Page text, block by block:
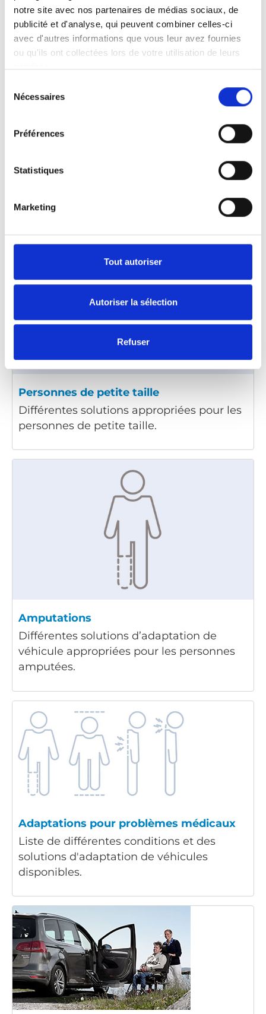
notre site avec nos partenaires de médias sociaux, de
publicité et d'analyse, qui peuvent combiner celles-ci
avec d'autres informations que vous leur avez fournies
ou qu'ils ont collectées lors de votre utilisation de leurs
services.
Nécessaires
Préférences
Statistiques
Marketing
Tout autoriser
Autoriser la sélection
Refuser
Lésions médullaires
véhicule appropriées pour les personnes
Personnes de petite taille
Différentes solutions appropriées pour les
personnes de petite taille.
Amputations
Différentes solutions d’adaptation de
véhicule appropriées pour les personnes
amputées.
Adaptations pour problèmes médicaux
Liste de différentes conditions et des
solutions d'adaptation de véhicules
disponibles.